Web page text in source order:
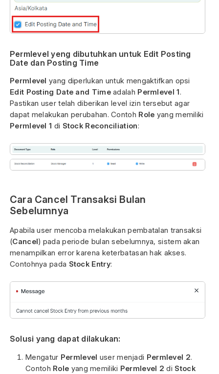
Permlevel yeng dibutuhkan untuk Edit Posting
Date dan Posting Time
Permlevel yang diperlukan untuk mengaktifkan opsi
Edit Posting Date and Timeadalah Permlevel 1.
Pastikan user telah diberikan level izin tersebut agar
dapat melakukan perubahan. Contoh Role yang memiliki
Permlevel 1 di Stock Reconciliation:
Cara Cancel Transaksi Bulan
Sebelumnya
Apabila user mencoba melakukan pembatalan transaksi
(Cancel) pada periode bulan sebelumnya, sistem akan
menampilkan error karena keterbatasan hak akses.
Contohnya pada Stock Entry:
Solusi yang dapat dilakukan:
Mengatur Permlevel user menjadi Permlevel 2.
Contoh Role yang memiliki Permlevel 2 di Stock